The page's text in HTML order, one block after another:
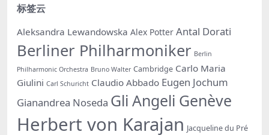
标签云
Aleksandra Lewandowska Alex Potter Antal Dorati
Berliner Philharmoniker Berlin
Philharmonic Orchestra Bruno Walter Cambridge Carlo Maria
Giulini Carl Schuricht Claudio Abbado Eugen Jochum
Gianandrea Noseda Gli Angeli Genève
Herbert von Karajan Jacqueline du Pré